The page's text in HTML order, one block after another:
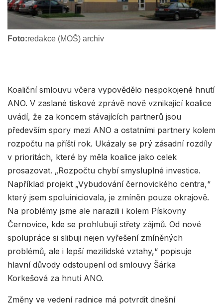
Foto:redakce (MOŠ) archiv
Koaliční smlouvu včera vypovědělo nespokojené hnutí
ANO. V zaslané tiskové zprávě nově vznikající koalice
uvádí, že za koncem stávajících partnerů jsou
především spory mezi ANO a ostatními partnery kolem
rozpočtu na příští rok. Ukázaly se prý zásadní rozdíly
v prioritách, které by měla koalice jako celek
prosazovat. „Rozpočtu chybí smysluplné investice.
Například projekt „Vybudování černovického centra,“
který jsem spoluiniciovala, je zmíněn pouze okrajově.
Na problémy jsme ale narazili i kolem Pískovny
Černovice, kde se prohlubují střety zájmů. Od nové
spolupráce si slibuji nejen vyřešení zmíněných
problémů, ale i lepší mezilidské vztahy,“ popisuje
hlavní důvody odstoupení od smlouvy Šárka
Korkešová za hnutí ANO.
Změny ve vedení radnice má potvrdit dnešní